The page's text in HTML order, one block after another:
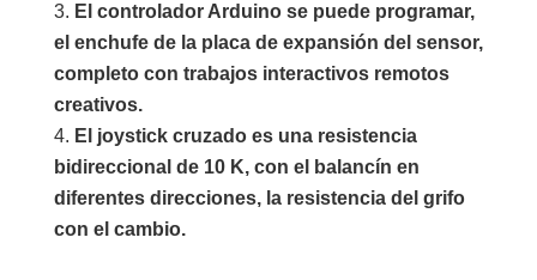
El controlador Arduino se puede programar,
el enchufe de la placa de expansión del sensor,
completo con trabajos interactivos remotos
creativos.
El joystick cruzado es una resistencia
bidireccional de 10 K, con el balancín en
diferentes direcciones, la resistencia del grifo
con el cambio.